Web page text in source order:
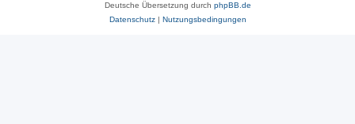
Deutsche Übersetzung durch phpBB.de
Datenschutz| Nutzungsbedingungen